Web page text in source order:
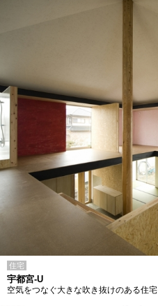
住宅
宇都宮-U
空気をつなぐ大きな吹き抜けのある住宅